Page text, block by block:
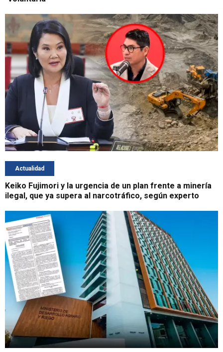
Actualidad
Keiko Fujimori y la urgencia de un plan frente a minería
ilegal, que ya supera al narcotráfico, según experto